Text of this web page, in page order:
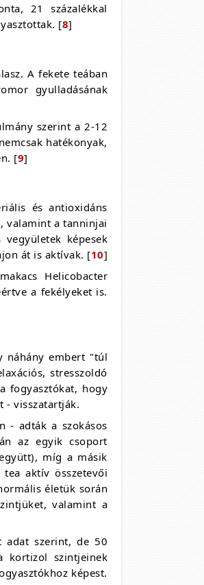
21 százalékkal
[8]
A fekete teában
gyulladásának
szerint a 2-12
hatékonyak,
[9]
és antioxidáns
valamint a tanninjai
képesek
át is aktívak. [10]
Helicobacter
a fekélyeket is.
náhány embert "túl
stresszoldó
fogyasztókat, hogy
- visszatartják.
- adták a szokásos
az egyik csoport
míg a másik
aktív összetevői
életük során
valamint a
adat szerint, de 50
kortizol szintjeinek
képest.